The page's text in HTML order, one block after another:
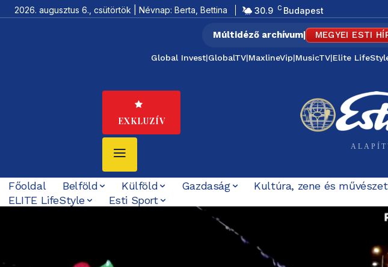
2026. augusztus 6., csütörtök | Névnap: Berta, Bettina 30.9 C Budapest
Múltidéző archívum| MEGYEI ESTI
Global Invest|GlobalTV|MaxlineVip|MusicTV|Elite
EXKLUZÍV
Főoldal Belföld Külföld Gazdaság Kultúra, zene és művészet
ELITE LifeStyle
Esti Sport